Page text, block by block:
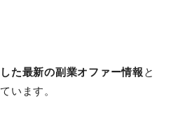
た最新の副業オファー情報 と
います。